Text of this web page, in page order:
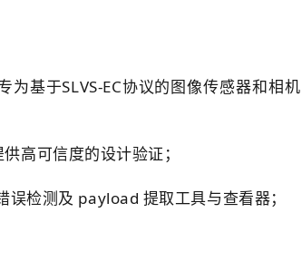
基于SLVS-EC协议的图像传感器和相
高可信度的设计验证；
检测及 payload 提取工具与查看器；